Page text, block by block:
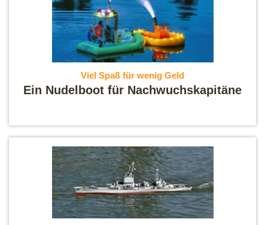
Viel Spaß für wenig Geld
Ein Nudelboot für Nachwuchskapitäne